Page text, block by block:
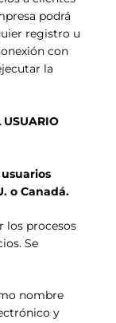
podrá
registro u
con
la
USUARIO
o Canadá.
los procesos
Se
nombre
y